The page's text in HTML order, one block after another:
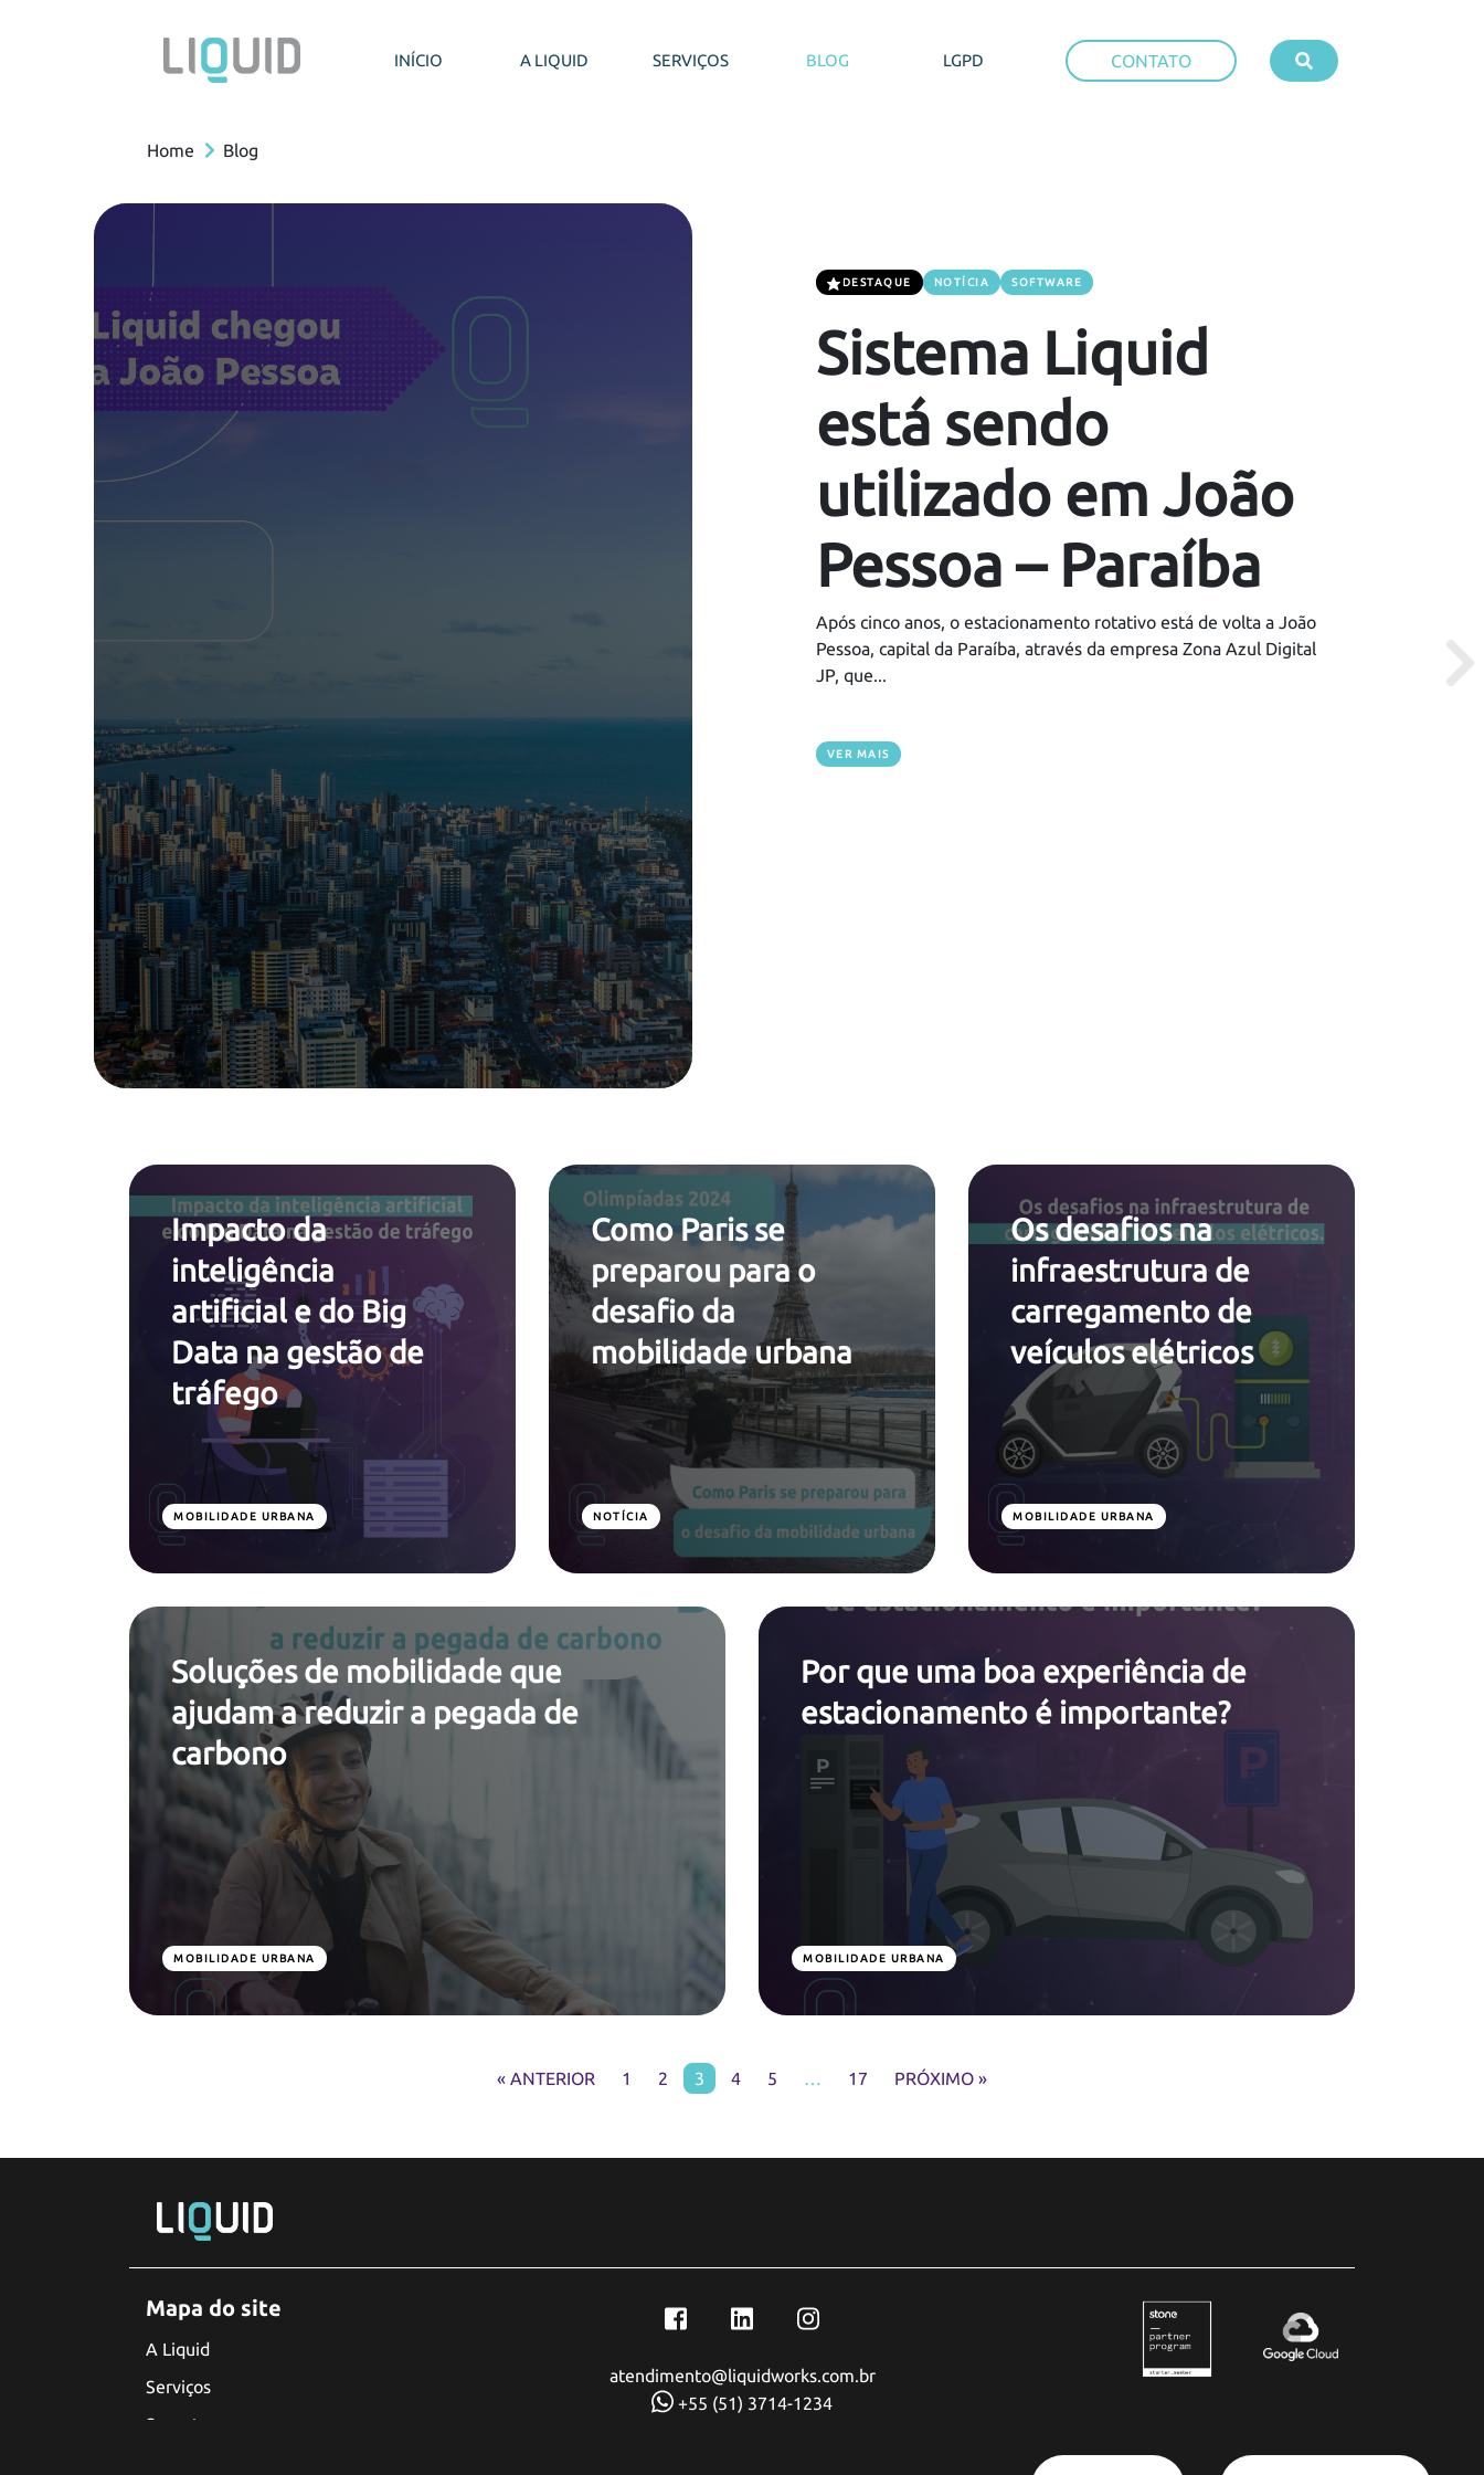
INÍCIO A LIQUID SERVIÇOS BLOG LGPD CONTATO
Home Blog
DESTAQUE NOTÍCIA SOFTWARE
Sistema Liquid
está sendo
utilizado em João
Pessoa – Paraíba
Após cinco anos, o estacionamento rotativo está de volta a João
Pessoa, capital da Paraíba, através da empresa Zona Azul Digital
JP, que...
VER MAIS
Impacto da
inteligência
artificial e do Big
Data na gestão de
tráfego
MOBILIDADE URBANA
Como Paris se
preparou para o
desafio da
mobilidade urbana
NOTÍCIA
Os desafios na
infraestrutura de
carregamento de
veículos elétricos
MOBILIDADE URBANA
Soluções de mobilidade que
ajudam a reduzir a pegada de
carbono
MOBILIDADE URBANA
Por que uma boa experiência de
estacionamento é importante?
MOBILIDADE URBANA
« ANTERIOR 1 2 3 4 5 … 17 PRÓXIMO »
Mapa do site
A Liquid
Serviços
Suporte
atendimento@liquidworks.com.br
+55 (51) 3714-1234